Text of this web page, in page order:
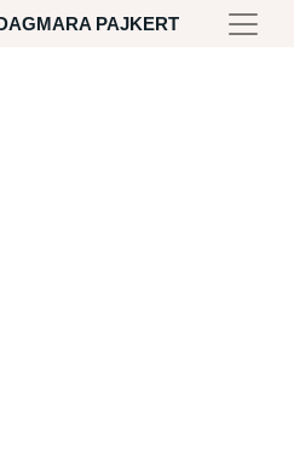
PAJKERT